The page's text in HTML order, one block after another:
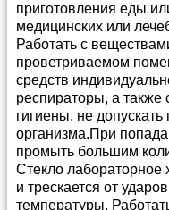
приготовления еды
медицинских или
Работать с
проветриваемом
средств
респираторы, а также
гигиены, не
организма.При
промыть большим
Стекло лабораторное
и трескается от
температуры.